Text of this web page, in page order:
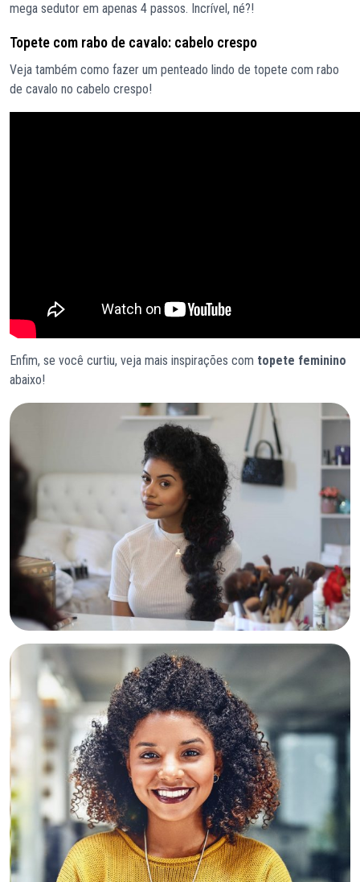
mega sedutor em apenas 4 passos. Incrível, né?!
Topete com rabo de cavalo: cabelo crespo
Veja também como fazer um penteado lindo de topete com rabo
de cavalo no cabelo crespo!
Enfim, se você curtiu, veja mais inspirações com topete feminino
abaixo!